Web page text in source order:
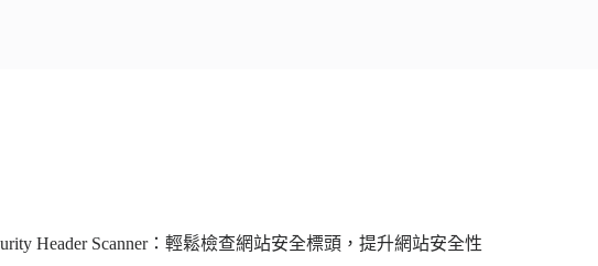
Header Scanner：輕鬆檢查網站安全標頭，提升網站安全性